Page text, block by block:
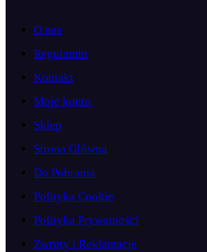
O nas
Regulamin
Kontakt
Moje konto
Sklep
Strona Główna
Do Pobrania
Polityka Cookie
Polityka Prywatności
Zwroty i Reklamacje